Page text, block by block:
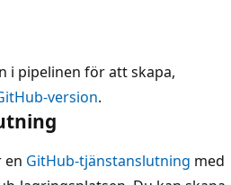
i pipelinen för att skapa,
version.
en GitHub-tjänstanslutning med